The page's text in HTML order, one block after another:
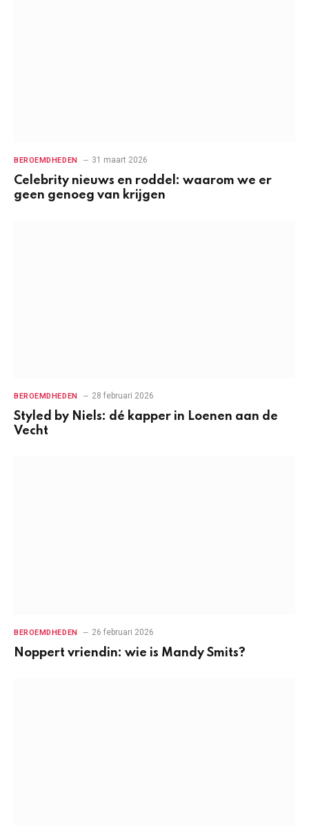
BEROEMDHEDEN 31 maart 2026
Celebrity nieuws en roddel: waarom we er
geen genoeg van krijgen
BEROEMDHEDEN 28 februari 2026
Styled by Niels: dé kapper in Loenen aan de
Vecht
BEROEMDHEDEN 26 februari 2026
Noppert vriendin: wie is Mandy Smits?